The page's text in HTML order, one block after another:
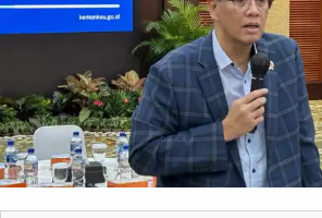
Abdul Gani Siregar/tvOnenews.com